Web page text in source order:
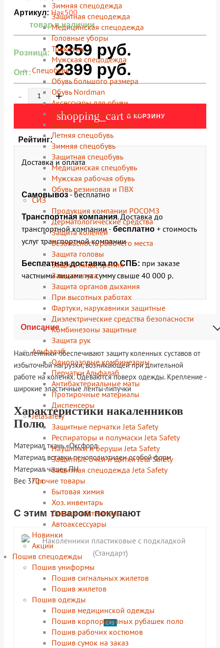
Зимняя спецодежда
Защитная спецодежда
Медицинская спецодежда
Головные уборы
Трикотаж
Мужская спецодежда
Спецобувь
Обувь большого размера
Обувь Nordman
Аксессуары для обуви
Валяная и суконная обувь
Женская рабочая обувь
Летняя спецобувь
Зимняя спецобувь
Защитная спецобувь
Медицинская спецобувь
Мужская рабочая обувь
Обувь резиновая и ПВХ
СИЗ
Продукция компании РОСОМЗ
Дерматологические средства
Защита коленей
Безопасность рабочего места
Защита головы
Защита лица, зрения
Защита слуха
Защита органов дыхания
При высотных работах
Фартуки, нарукавники защитные
Диэлектрические средства безопасности
Комбинезоны защитные
Защита рук
Альфалаб
Одноразовые комбинезоны
Перчатки Альфалаб
Антибактериальные маты
Протирочные материалы
Диспенсеры
Jetasafety
Защитные перчатки Jeta Safety
Респираторы и полумаски Jeta Safety
Наушники и беруши Jeta Safety
Защитные очки и щитки Jeta Safety
Защитная спецодежда Jeta Safety
Прочие товары
Бытовая химия
Хоз. инвентарь
Домашний текстиль
Автоаксессуары
Новинки
Акции
Пошив спецодежды
Пошив униформы
Пошив сигнальных жилетов
Пошив жилетов
Пошив одежды
Пошив медицинской одежды
Пошив корпоративных рубашек поло
Пошив рабочих костюмов
Пошив сумок на заказ
Артикул: Нак500
товар в наличии
Розница: 3359 руб.
Опт: 2399 руб.
- +
shopping_cartВ КОРЗИНУ
Рейтинг:
Доставка и оплата
Самовывоз- бесплатно
Транспортная компания. Доставка до
транспортной компании - бесплатно + стоимость
услуг транспортной компании
Бесплатная доставка по СПБ: при заказе
частными лицами на сумму свыше 40 000 р.
Описание
Наколенники обеспечивают защиту коленных суставов от
избыточной нагрузки, возникающей при длительной
работе на коленях. Одеваются поверх одежды. Крепление -
широкие эластичные ленты-липучки
Характеристики накаленников
Полю
Материал ткань «Оксфорд
Материал вставки пенополиэтилен особой форм
Материал чашек ПН
Вес 370 г
С этим товаром покупают
shopping_cart В КОРЗИНУ
navigate_next
ПОДРОБНЕЕ
СИЗ
shopping_cart В КОРЗИНУ
navigate_next
ПОДРОБНЕЕ
shopping_cart В КОРЗИНУ
navigate_next
ПОДРОБНЕЕ
shopping_cart В КОРЗИНУ
navigate_next
ПОДРОБНЕЕ
shopping_cart В КОРЗИНУ
navigate_next
ПОДРОБНЕЕ
shopping_cart В КОРЗИНУ
navigate_next
ПОДРОБНЕЕ
shopping_cart В КОРЗИНУ
navigate_next
ПОДРОБНЕЕ
shopping_cart В КОРЗИНУ
navigate_next
ПОДРОБНЕЕ